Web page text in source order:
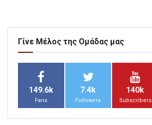
Γίνε Μέλος της Ομάδας μας
149.6k
Fans
7.4k
Followers
140k
Subscribers